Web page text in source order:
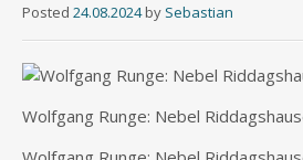
Posted 24.08.2024 by Sebastian
Wolf­gang Run­ge: Nebel